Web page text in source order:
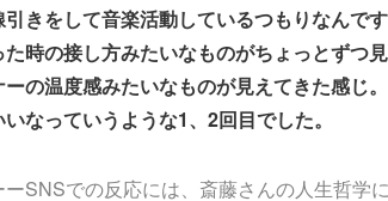
引きをして音楽活動しているつもりなんで
た時の接し方みたいなものがちょっとずつ
ーの温度感みたいなものが見えてきた感じ
いなっていうような1、2回目でした。
ーSNSでの反応には、斎藤さんの人生哲学